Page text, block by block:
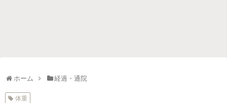
ホーム 経過・通院
体重